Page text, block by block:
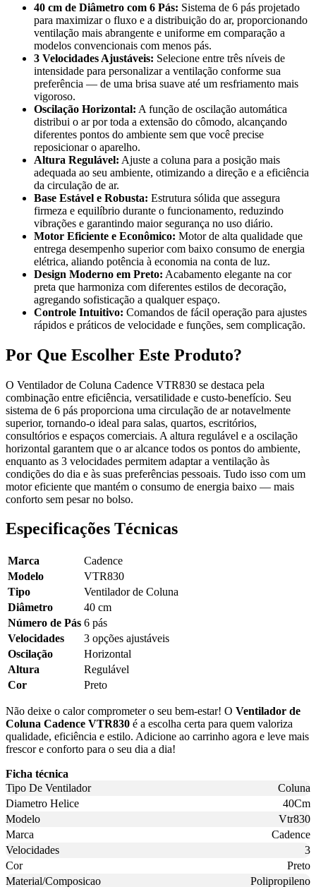
40 cm de Diâmetro com 6 Pás: Sistema de 6 pás projetado
para maximizar o fluxo e a distribuição do ar, proporcionando
ventilação mais abrangente e uniforme em comparação a
modelos convencionais com menos pás.
3 Velocidades Ajustáveis: Selecione entre três níveis de
intensidade para personalizar a ventilação conforme sua
preferência — de uma brisa suave até um resfriamento mais
vigoroso.
Oscilação Horizontal: A função de oscilação automática
distribui o ar por toda a extensão do cômodo, alcançando
diferentes pontos do ambiente sem que você precise
reposicionar o aparelho.
Altura Regulável: Ajuste a coluna para a posição mais
adequada ao seu ambiente, otimizando a direção e a eficiência
da circulação de ar.
Base Estável e Robusta: Estrutura sólida que assegura
firmeza e equilíbrio durante o funcionamento, reduzindo
vibrações e garantindo maior segurança no uso diário.
Motor Eficiente e Econômico: Motor de alta qualidade que
entrega desempenho superior com baixo consumo de energia
elétrica, aliando potência à economia na conta de luz.
Design Moderno em Preto: Acabamento elegante na cor
preta que harmoniza com diferentes estilos de decoração,
agregando sofisticação a qualquer espaço.
Controle Intuitivo: Comandos de fácil operação para ajustes
rápidos e práticos de velocidade e funções, sem complicação.
Por Que Escolher Este Produto?
O Ventilador de Coluna Cadence VTR830 se destaca pela
combinação entre eficiência, versatilidade e custo-benefício. Seu
sistema de 6 pás proporciona uma circulação de ar notavelmente
superior, tornando-o ideal para salas, quartos, escritórios,
consultórios e espaços comerciais. A altura regulável e a oscilação
horizontal garantem que o ar alcance todos os pontos do ambiente,
enquanto as 3 velocidades permitem adaptar a ventilação às
condições do dia e às suas preferências pessoais. Tudo isso com um
motor eficiente que mantém o consumo de energia baixo — mais
conforto sem pesar no bolso.
Especificações Técnicas
Marca
Cadence
Modelo
VTR830
Tipo
Ventilador de Coluna
Diâmetro
40 cm
Número de Pás 6 pás
Velocidades
3 opções ajustáveis
Oscilação
Horizontal
Altura
Regulável
Cor
Preto
Não deixe o calor comprometer o seu bem-estar! O Ventilador de
Coluna Cadence VTR830 é a escolha certa para quem valoriza
qualidade, eficiência e estilo. Adicione ao carrinho agora e leve mais
frescor e conforto para o seu dia a dia!
Ficha técnica
Tipo De Ventilador
Coluna
Diametro Helice
40Cm
Modelo
Vtr830
Marca
Cadence
Velocidades
3
Cor
Preto
Material/Composicao
Polipropileno